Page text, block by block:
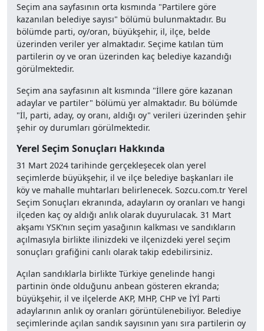
Seçim ana sayfasının orta kısmında "Partilere göre
kazanılan belediye sayısı" bölümü bulunmaktadır. Bu
bölümde parti, oy/oran, büyükşehir, il, ilçe, belde
üzerinden veriler yer almaktadır. Seçime katılan tüm
partilerin oy ve oran üzerinden kaç belediye kazandığı
görülmektedir.
Seçim ana sayfasının alt kısmında "İllere göre kazanan
adaylar ve partiler" bölümü yer almaktadır. Bu bölümde
"İl, parti, aday, oy oranı, aldığı oy" verileri üzerinden şehir
şehir oy durumları görülmektedir.
Yerel Seçim Sonuçları Hakkında
31 Mart 2024 tarihinde gerçekleşecek olan yerel
seçimlerde büyükşehir, il ve ilçe belediye başkanları ile
köy ve mahalle muhtarları belirlenecek. Sozcu.com.tr Yerel
Seçim Sonuçları ekranında, adayların oy oranları ve hangi
ilçeden kaç oy aldığı anlık olarak duyurulacak. 31 Mart
akşamı YSK’nın seçim yasağının kalkması ve sandıkların
açılmasıyla birlikte ilinizdeki ve ilçenizdeki yerel seçim
sonuçları grafiğini canlı olarak takip edebilirsiniz.
Açılan sandıklarla birlikte Türkiye genelinde hangi
partinin önde olduğunu anbean gösteren ekranda;
büyükşehir, il ve ilçelerde AKP, MHP, CHP ve İYİ Parti
adaylarının anlık oy oranları görüntülenebiliyor. Belediye
seçimlerinde açılan sandık sayısının yanı sıra partilerin oy